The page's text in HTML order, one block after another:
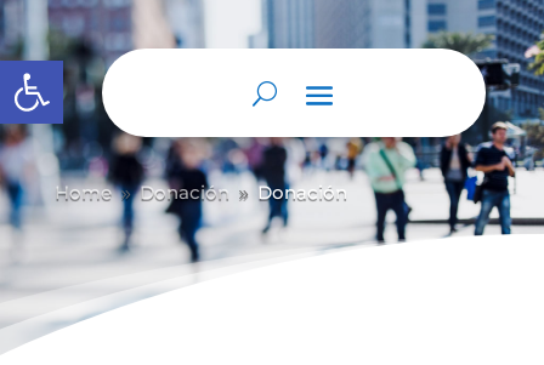
Abrir barra de herramientas
Home 9 Donación 9 Donación